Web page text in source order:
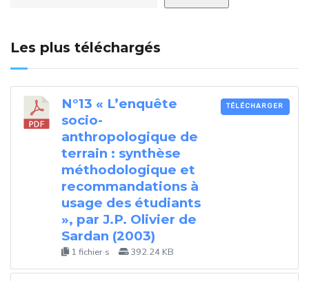
Les plus téléchargés
N°13 « L’enquête
socio-
anthropologique de
terrain : synthèse
méthodologique et
recommandations à
usage des étudiants
», par J.P. Olivier de
Sardan (2003)
1 fichier·s 392.24 KB
TÉLÉCHARGER